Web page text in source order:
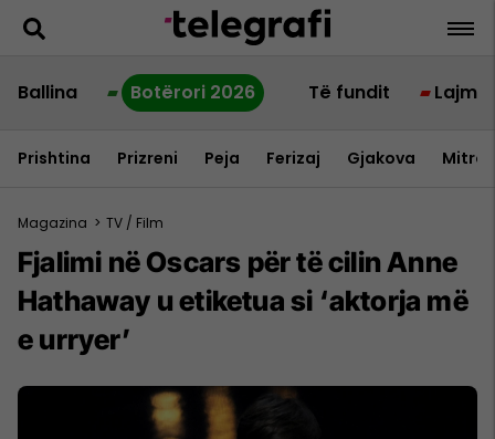
Ballina Botërori 2026 Të fundit Lajme
Prishtina Prizreni Peja Ferizaj Gjakova
Magazina > TV / Film
Fjalimi në Oscars për të cilin Anne
Hathaway u etiketua si ‘aktorja më
e urryer’